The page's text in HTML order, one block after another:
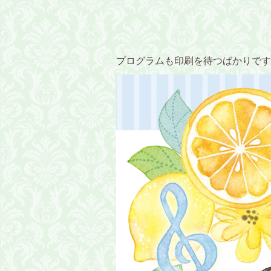
プログラムも印刷を待つばかりで